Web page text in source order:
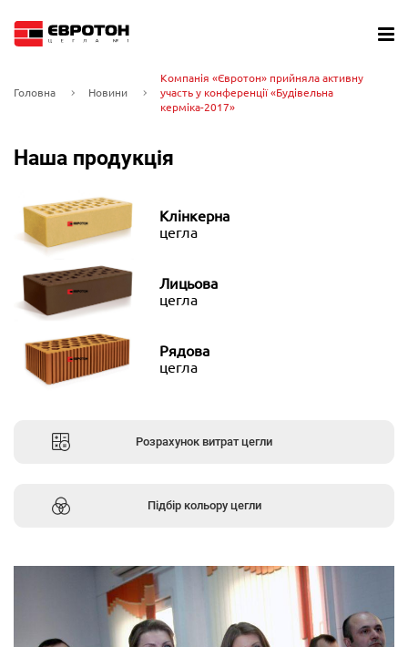
Головна Новини
Компанія «Євротон» прийняла активну
участь у конференції «Будівельна
керміка-2017»
Наша продукція
Клінкерна
цегла
Лицьова
цегла
Рядова
цегла
Розрахунок витрат цегли
Підбір кольору цегли